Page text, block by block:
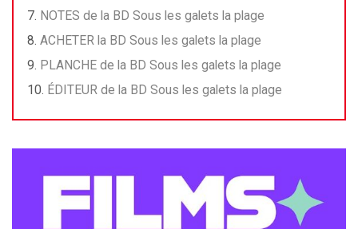
NOTES de la BD Sous les galets la plage​
ACHETER la BD Sous les galets la plage
PLANCHE de la BD Sous les galets la plage​
ÉDITEUR de la BD Sous les galets la plage​